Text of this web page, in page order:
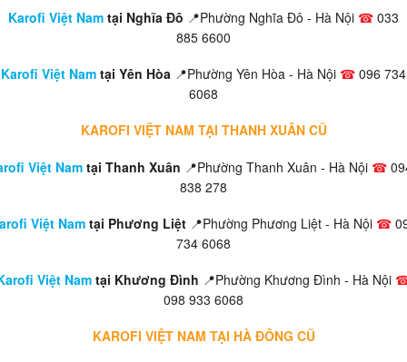
Karofi Việt Nam tại Nghĩa Đô 📍Phường Nghĩa Đô - Hà Nội ☎ 033
885 6600
Karofi Việt Nam tại Yên Hòa 📍Phường Yên Hòa - Hà Nội ☎ 096 734
6068
KAROFI VIỆT NAM TẠI THANH XUÂN CŨ
Việt Nam tại Thanh Xuân 📍Phường Thanh Xuân - Hà Nội ☎
838 278
Việt Nam tại Phương Liệt 📍Phường Phương Liệt - Hà Nội ☎
734 6068
Việt Nam tại Khương Đình 📍Phường Khương Đình - Hà Nội
098 933 6068
KAROFI VIỆT NAM TẠI HÀ ĐÔNG CŨ